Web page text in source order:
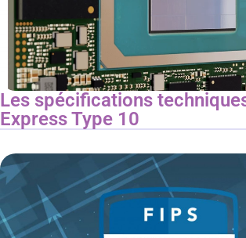
Les spécifications
Express Type 10